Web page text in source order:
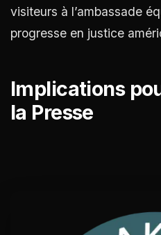
visiteurs à l’ambassade
progresse en justice
Implications
la Presse